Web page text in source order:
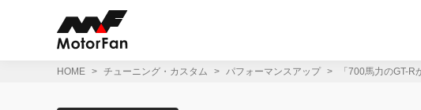
HOME チューニング・カスタム パフォーマンスアップ 「700馬力のGT-